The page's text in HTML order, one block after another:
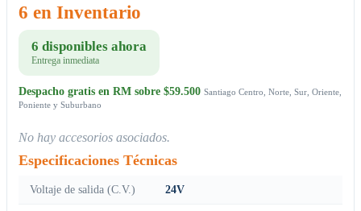
6 en Inventario
6 disponibles ahora
Entrega inmediata
Despacho gratis en RM sobre $59.500 Santiago Centro, Norte, Sur, Oriente,
Poniente y Suburbano
No hay accesorios asociados.
Especificaciones Técnicas
Voltaje de salida (C.V.) 24V